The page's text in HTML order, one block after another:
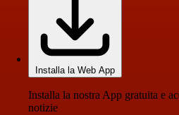
Installa la Web App
Installa la nostra App gratuita e
notizie